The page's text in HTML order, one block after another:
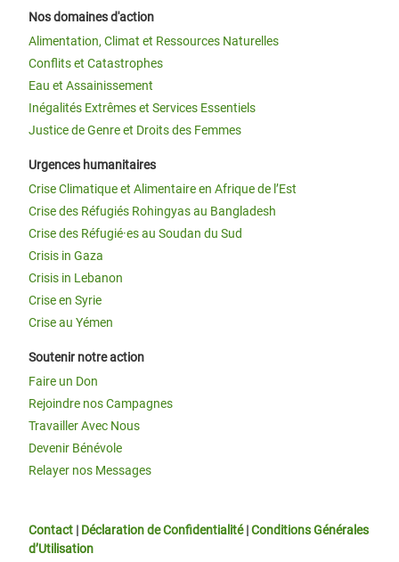
Nos domaines d'action
Alimentation, Climat et Ressources Naturelles
Conflits et Catastrophes
Eau et Assainissement
Inégalités Extrêmes et Services Essentiels
Justice de Genre et Droits des Femmes
Urgences humanitaires
Crise Climatique et Alimentaire en Afrique de l’Est
Crise des Réfugiés Rohingyas au Bangladesh
Crise des Réfugié·es au Soudan du Sud
Crisis in Gaza
Crisis in Lebanon
Crise en Syrie
Crise au Yémen
Soutenir notre action
Faire un Don
Rejoindre nos Campagnes
Travailler Avec Nous
Devenir Bénévole
Relayer nos Messages
Contact | Déclaration de Confidentialité|Conditions Générales
d’Utilisation